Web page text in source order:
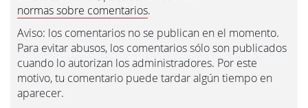
normas sobre comentarios.
Aviso: los comentarios no se publican en el momento.
Para evitar abusos, los comentarios sólo son publicados
cuando lo autorizan los administradores. Por este
motivo, tu comentario puede tardar algún tiempo en
aparecer.